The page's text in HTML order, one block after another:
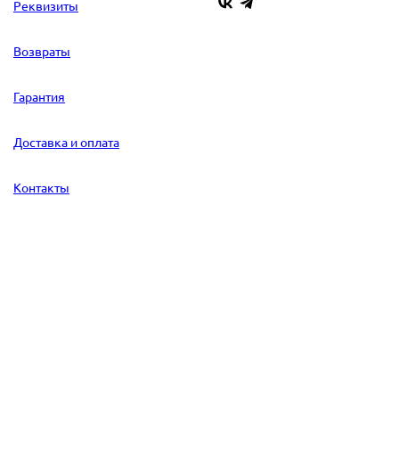
Реквизиты
Возвраты
Гарантия
Доставка и оплата
Контакты